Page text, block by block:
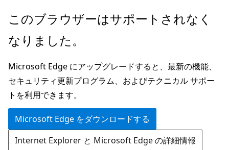
メ
ン
ン
テ
ン
ツ
に
ス
ペ
ジ
ナ
ビ
ゲ
ー
シ
ョ
このブラウザーはサポートされなく
なりました。
Microsoft Edge にアップグレードすると、最新の機能、
セキュリティ更新プログラム、およびテクニカル サポー
トを利用できます。
Microsoft Edge をダウンロードする
Internet Explorer と Microsoft Edge の詳細情報